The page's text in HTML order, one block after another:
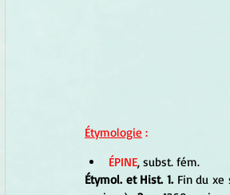
Étymologie :
ÉPINE, subst. fém.
Étymol. et Hist. 1. Fin du xe